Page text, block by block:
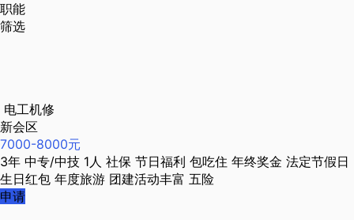
职能
筛选
电工机修
新会区
7000-8000元
3年 中专/中技 1人 社保 节日福利 包吃住 年终奖金 法定节假日
生日红包 年度旅游 团建活动丰富 五险
申请